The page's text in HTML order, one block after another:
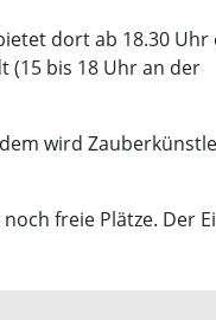
dort ab 18.30 Uhr
(15 bis 18 Uhr an der
wird
freie Plätze. Der